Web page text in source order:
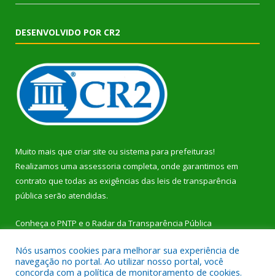
DESENVOLVIDO POR CR2
Muito mais que criar site ou sistema para prefeituras!
Realizamos uma assessoria completa, onde garantimos em
contrato que todas as exigências das leis de transparência
pública serão atendidas.
Conheça o PNTP e o Radar da Transparência Pública
Nós usamos cookies para melhorar sua experiência de
navegação no portal. Ao utilizar nosso portal, você
concorda com a política de monitoramento de cookies.